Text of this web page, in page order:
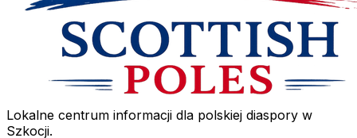
Lokalne centrum informacji dla polskiej diaspory w
Szkocji.